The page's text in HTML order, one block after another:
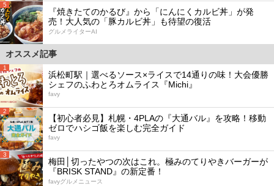
5
『焼きたてのかるび』から「にんにくカルビ丼」が発
売！大人気の「豚カルビ丼」も待望の復活
グルメライターAI
オススメ記事
1
浜松町駅｜選べるソース×ライスで14通りの味！大会優勝
シェフのふわとろオムライス『Michi』
favy
2
【初心者必見】札幌・4PLAの『大通バル』を攻略！移動
ゼロでハシゴ飯を楽しむ完全ガイド
favy
3
梅田│切ったやつの次はこれ。極みのてりやきバーガーが
『BRISK STAND』の新定番！
favyグルメニュース